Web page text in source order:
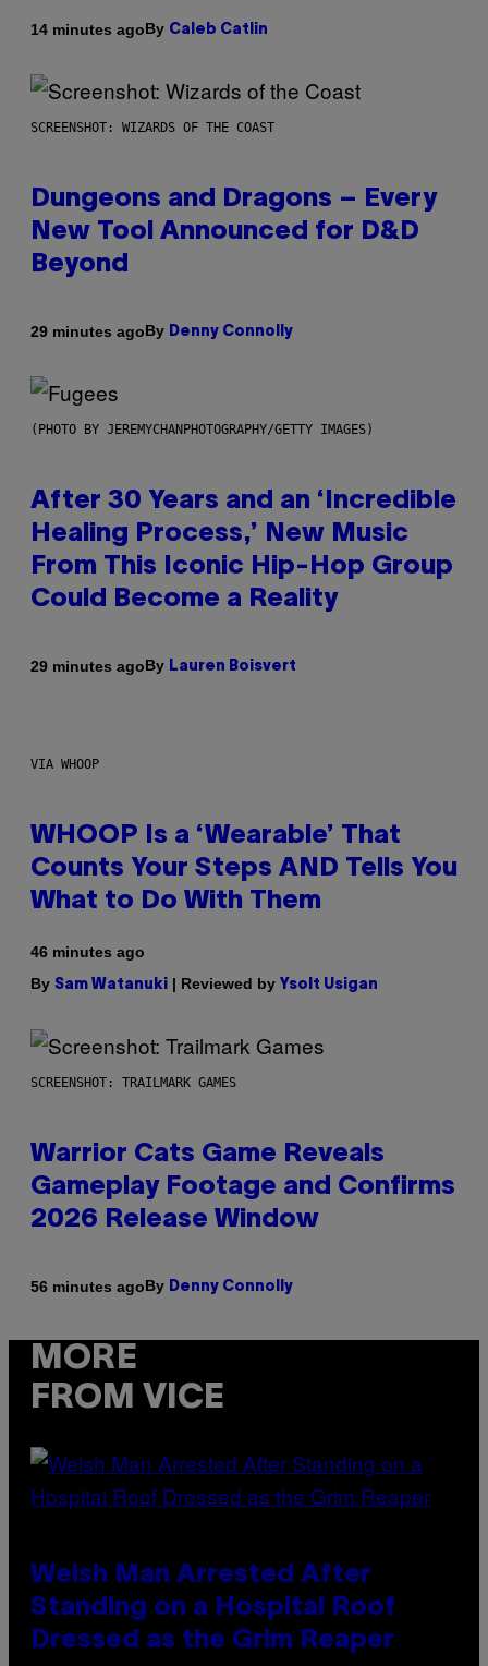
14 minutes agoBy Caleb Catlin
SCREENSHOT: WIZARDS OF THE COAST
Dungeons and Dragons – Every
New Tool Announced for D&D
Beyond
29 minutes agoBy Denny Connolly
(PHOTO BY JEREMYCHANPHOTOGRAPHY/GETTY IMAGES)
After 30 Years and an ‘Incredible
Healing Process,’ New Music
From This Iconic Hip-Hop Group
Could Become a Reality
29 minutes agoBy Lauren Boisvert
VIA WHOOP
WHOOP Is a ‘Wearable’ That
Counts Your Steps AND Tells You
What to Do With Them
46 minutes ago
By Sam Watanuki | Reviewed by Ysolt Usigan
SCREENSHOT: TRAILMARK GAMES
Warrior Cats Game Reveals
Gameplay Footage and Confirms
2026 Release Window
56 minutes agoBy Denny Connolly
MORE
FROM VICE
Welsh Man Arrested After
Standing on a Hospital Roof
Dressed as the Grim Reaper